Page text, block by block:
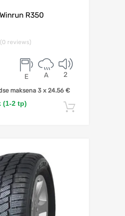
R350
(0 reviews)
E A 2
maksena 3 x 24.56 €
(1-2 tp)